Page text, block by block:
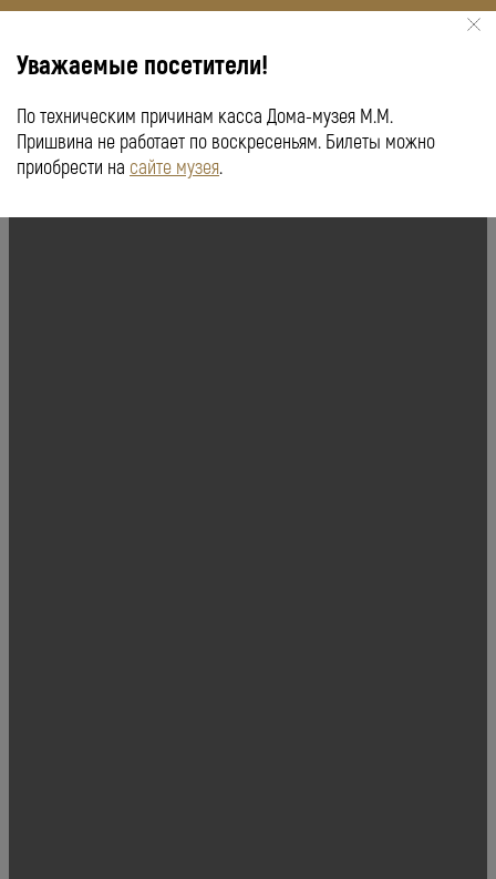
КУПИТЬ БИЛЕТ ПУШКИНСКАЯ КАРТА
Уважаемые посетители!
По техническим причинам касса Дома-музея М.М.
Пришвина не работает по воскресеньям. Билеты можно
приобрести на сайте музея.